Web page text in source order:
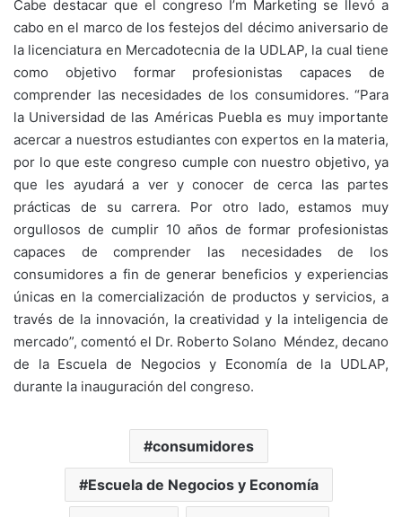
Cabe destacar que el congreso I’m Marketing se llevó a
cabo en el marco de los festejos del décimo aniversario de
la licenciatura en Mercadotecnia de la UDLAP, la cual tiene
como objetivo formar profesionistas capaces de
comprender las necesidades de los consumidores. “Para
la Universidad de las Américas Puebla es muy importante
acercar a nuestros estudiantes con expertos en la materia,
por lo que este congreso cumple con nuestro objetivo, ya
que les ayudará a ver y conocer de cerca las partes
prácticas de su carrera. Por otro lado, estamos muy
orgullosos de cumplir 10 años de formar profesionistas
capaces de comprender las necesidades de los
consumidores a fin de generar beneficios y experiencias
únicas en la comercialización de productos y servicios, a
través de la innovación, la creatividad y la inteligencia de
mercado”, comentó el Dr. Roberto Solano Méndez, decano
de la Escuela de Negocios y Economía de la UDLAP,
durante la inauguración del congreso.
consumidores
Escuela de Negocios y Economía